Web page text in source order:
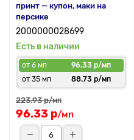
принт — купон, маки на
персике
2000000028699
Есть в наличии
от 6 мп
96.33 р/мп
от 35 мп
88.73 р/мп
223.93 р/мп
96.33 р/мп